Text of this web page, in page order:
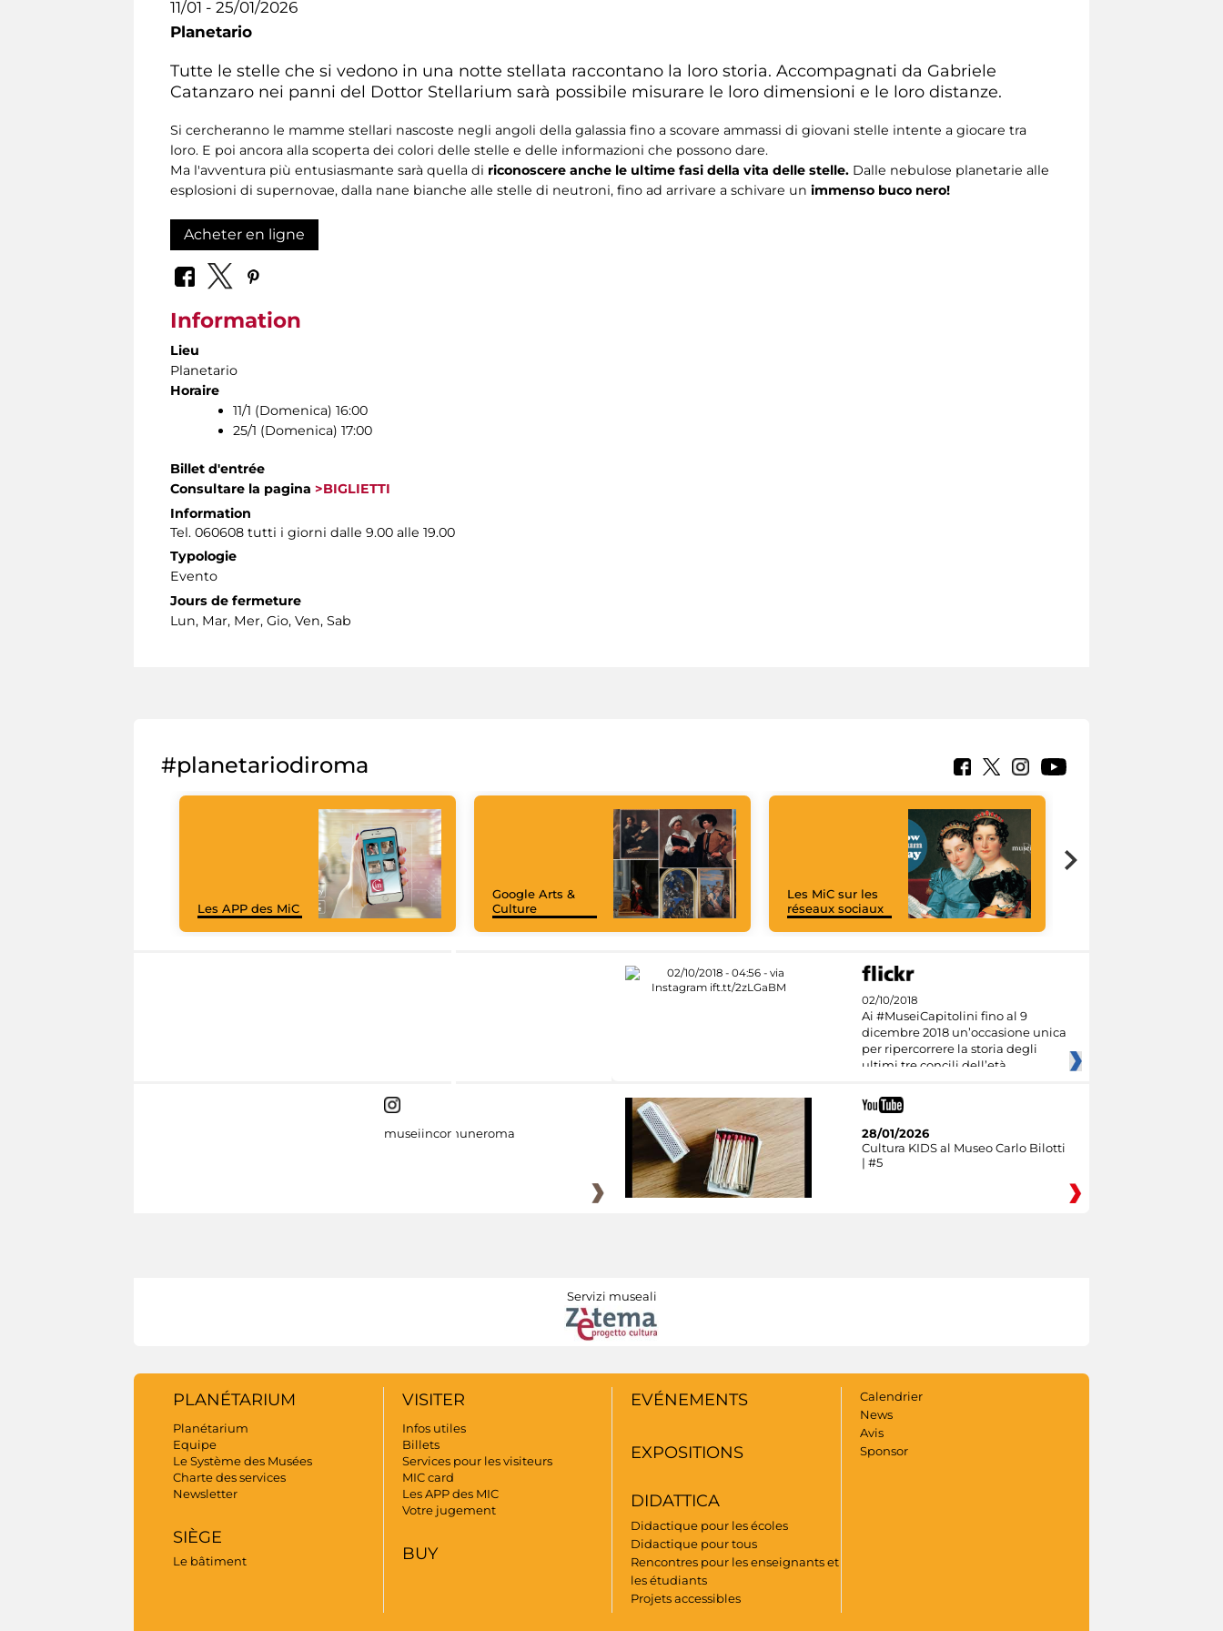
11/01 - 25/01/2026
Planetario
Tutte le stelle che si vedono in una notte stellata raccontano la loro storia. Accompagnati da Gabriele
Catanzaro nei panni del Dottor Stellarium sarà possibile misurare le loro dimensioni e le loro distanze.
Si cercheranno le mamme stellari nascoste negli angoli della galassia fino a scovare ammassi di giovani stelle intente a giocare tra
loro. E poi ancora alla scoperta dei colori delle stelle e delle informazioni che possono dare.
Ma l'avventura più entusiasmante sarà quella di riconoscere anche le ultime fasi della vita delle stelle. Dalle nebulose planetarie alle
esplosioni di supernovae, dalla nane bianche alle stelle di neutroni, fino ad arrivare a schivare un immenso buco nero!
Acheter en ligne
Information
Lieu
Planetario
Horaire
11/1 (Domenica) 16:00
25/1 (Domenica) 17:00
Billet d'entrée
Consultare la pagina >BIGLIETTI
Information
Tel. 060608 tutti i giorni dalle 9.00 alle 19.00
Typologie
Evento
Jours de fermeture
Lun, Mar, Mer, Gio, Ven, Sab
#planetariodiroma
Les APP des MiC
Google Arts &
Culture
Les MiC sur les
réseaux sociaux
02/10/2018
Ai #MuseiCapitolini fino al 9
dicembre 2018 un’occasione unica
per ripercorrere la storia degli
ultimi tre concili dell’età
museiincomuneroma
28/01/2026
Cultura KIDS al Museo Carlo Bilotti
| #5
Servizi museali
PLANÉTARIUM
Planétarium
Equipe
Le Système des Musées
Charte des services
Newsletter
SIÈGE
Le bâtiment
VISITER
Infos utiles
Billets
Services pour les visiteurs
MIC card
Les APP des MIC
Votre jugement
BUY
EVÉNEMENTS
EXPOSITIONS
DIDATTICA
Didactique pour les écoles
Didactique pour tous
Rencontres pour les enseignants et
les étudiants
Projets accessibles
Calendrier
News
Avis
Sponsor